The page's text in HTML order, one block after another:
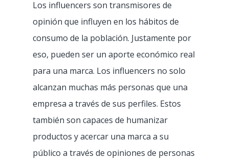
Los influencers son transmisores de
opinión que influyen en los hábitos de
consumo de la población. Justamente por
eso, pueden ser un aporte económico real
para una marca. Los influencers no solo
alcanzan muchas más personas que una
empresa a través de sus perfiles. Estos
también son capaces de humanizar
productos y acercar una marca a su
público a través de opiniones de personas